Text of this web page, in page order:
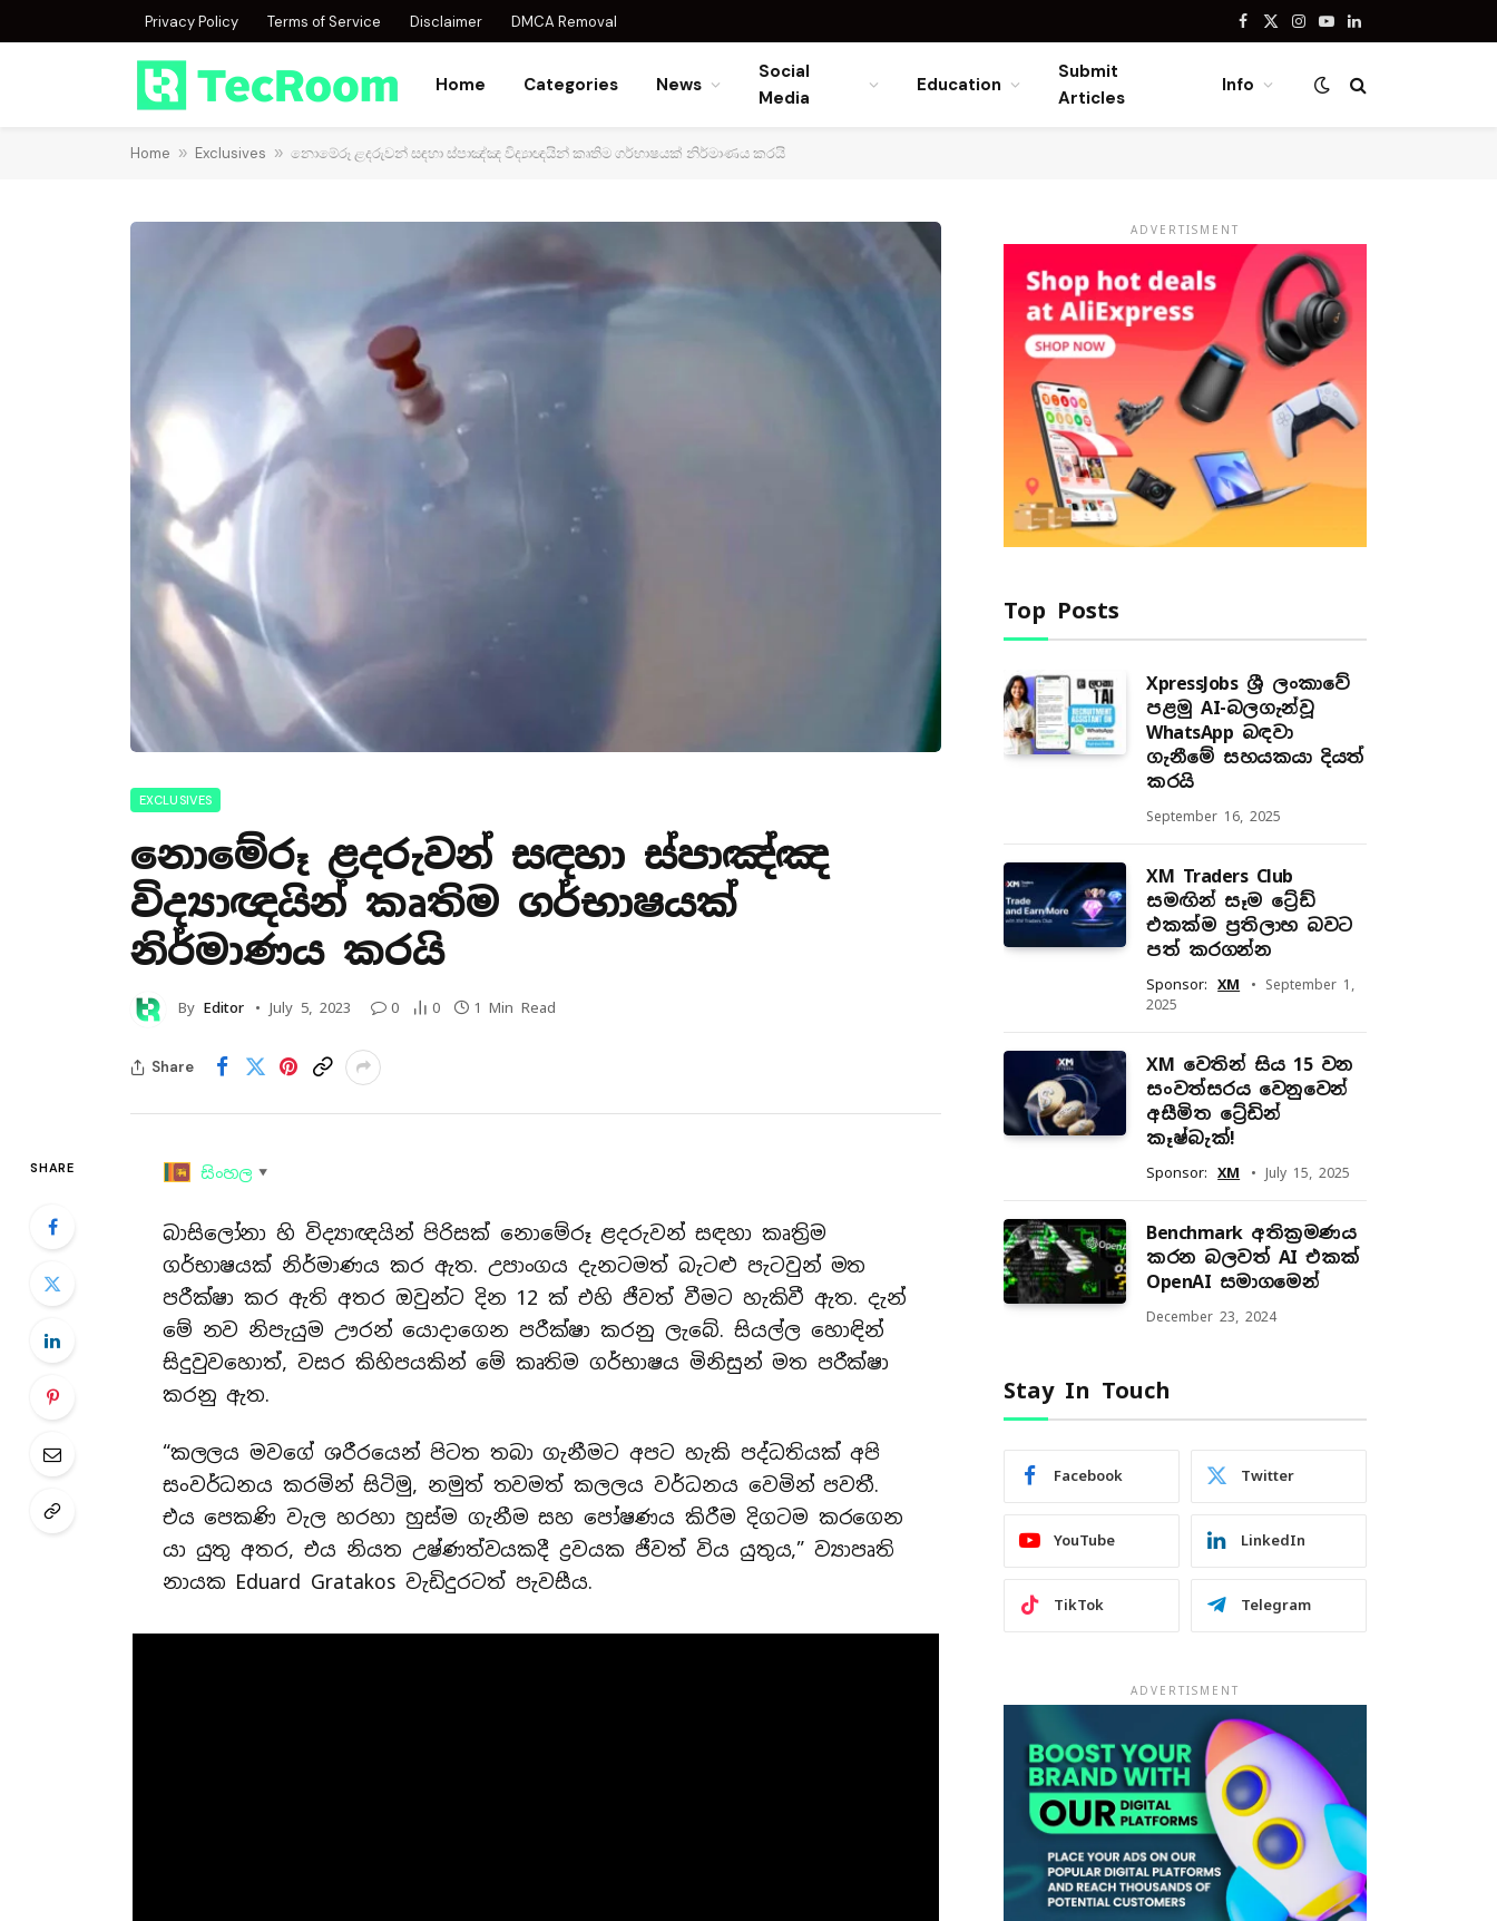
Privacy Policy Terms of Service Disclaimer DMCA Removal Facebook
X
Instagram
YouTubeLinkedIn
Home Categories News
Social
Media
Education
Submit
Articles
Info
Home » Exclusives » නොමේරූ ළදරුවන් සඳහා ස්පාඤ්ඤ විද්‍යාඥයින් කෘතිම ගර්භාෂයක් නිර්මාණය කරයි
EXCLUSIVES
නොමේරූ ළදරුවන් සඳහා ස්පාඤ්ඤ
විද්‍යාඥයින් කෘතිම ගර්භාෂයක්
නිර්මාණය කරයි
By Editor July 5, 2023 0 0 1 Min Read
Share
SHARE සිංහල ▼
බාසිලෝනා හි විද්‍යාඥයින් පිරිසක් නොමේරූ ළදරුවන් සඳහා කෘත්‍රිම
ගර්භාෂයක් නිර්මාණය කර ඇත. උපාංගය දැනටමත් බැටළු පැටවුන් මත
පරීක්ෂා කර ඇති අතර ඔවුන්ට දින 12 ක් එහි ජීවත් වීමට හැකිවී ඇත. දැන්
මේ නව නිපැයුම ඌරන් යොදාගෙන පරීක්ෂා කරනු ලැබේ. සියල්ල හොඳින්
සිදුවුවහොත්, වසර කිහිපයකින් මේ කෘතිම ගර්භාෂය මිනිසුන් මත පරීක්ෂා
කරනු ඇත.
“කලලය මවගේ ශරීරයෙන් පිටත තබා ගැනීමට අපට හැකි පද්ධතියක් අපි
සංවර්ධනය කරමින් සිටිමු, නමුත් තවමත් කලලය වර්ධනය වෙමින් පවතී.
එය පෙකණි වැල හරහා හුස්ම ගැනීම සහ පෝෂණය කිරීම දිගටම කරගෙන
යා යුතු අතර, එය නියත උෂ්ණත්වයකදී ද්‍රවයක ජීවත් විය යුතුය,” ව්‍යාපෘති
නායක Eduard Gratakos වැඩිදුරටත් පැවසීය.
ADVERTISMENT
Top Posts
XpressJobs ශ්‍රී ලංකාවේ
පළමු AI-බලගැන්වූ
WhatsApp බඳවා
ගැනීමේ සහයකයා දියත්
කරයි
September 16, 2025
XM Traders Club
සමඟින් සෑම ට්‍රේඩ්
එකක්ම ප්‍රතිලාභ බවට
පත් කරගන්න
Sponsor: XM
September 1,
2025
XM වෙතින් සිය 15 වන
සංවත්සරය වෙනුවෙන්
අසීමිත ට්‍රේඩින්
කෑෂ්බැක්!
Sponsor: XM July 15, 2025
Benchmark අතික්‍රමණය
කරන බලවත් AI එකක්
OpenAI සමාගමෙන්
December 23, 2024
Stay In Touch
Facebook Twitter
YouTube LinkedIn
TikTok Telegram
ADVERTISMENT